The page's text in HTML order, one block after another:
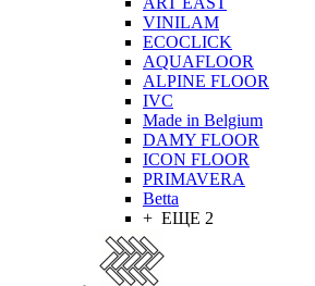
VINILAM
ECOCLICK
AQUAFLOOR
ALPINE FLOOR
IVC
Made in Belgium
DAMY FLOOR
ICON FLOOR
PRIMAVERA
Betta
+ ЕЩЕ 2